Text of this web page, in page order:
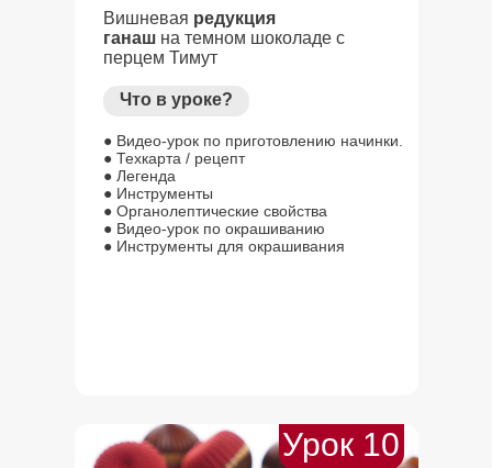
Вишневая редукция
ганаш на темном шоколаде с
перцем Тимут
● Видео-урок по приготовлению начинки.
● Техкарта / рецепт
● Легенда
● Инструменты
● Органолептические свойства
● Видео-урок по окрашиванию
● Инструменты для окрашивания
Что в уроке?
Урок 10